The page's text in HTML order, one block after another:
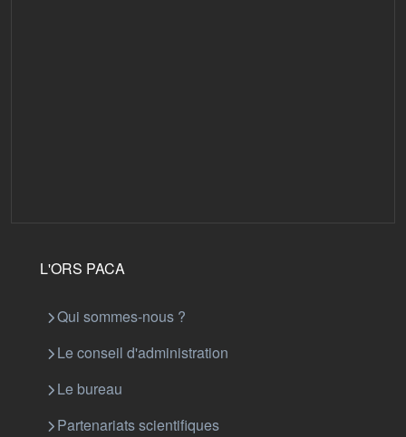
L'ORS PACA
Qui sommes-nous ?
Le conseil d'administration
Le bureau
Partenariats scientifiques